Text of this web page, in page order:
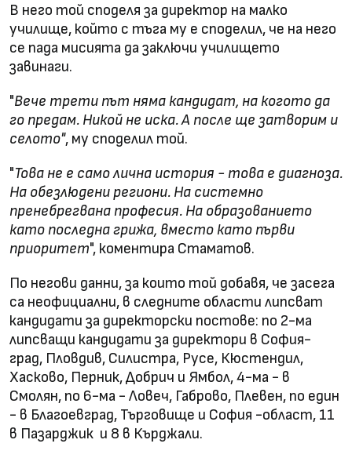
В него той споделя за директор на малко
училище, който с тъга му е споделил, че на него
се пада мисията да заключи училището
завинаги.
"Вече трети път няма кандидат, на когото да
го предам. Никой не иска. А после ще затворим и
селото", му споделил той.
"Това не е само лична история - това е диагноза.
На обезлюдени региони. На системно
пренебрегвана професия. На образованието
като последна грижа, вместо като първи
приоритет", коментира Стаматов.
По негови данни, за които той добавя, че засега
са неофициални, в следните области липсват
кандидати за директорски постове: по 2-ма
липсващи кандидати за директори в София-
град, Пловдив, Силистра, Русе, Кюстендил,
Хасково, Перник, Добрич и Ямбол, 4-ма - в
Смолян, по 6-ма - Ловеч, Габрово, Плевен, по един
- в Благоевград, Търговище и София -област, 11
в Пазарджик и 8 в Кърджали.